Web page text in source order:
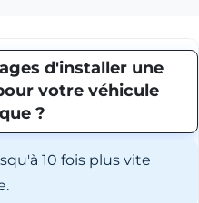
d'installer une
votre véhicule
?
10 fois plus vite